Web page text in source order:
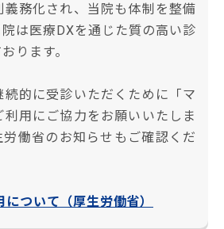
義務化され、当院も体制を整備
院は医療DXを通じた質の高い診
ります。
続的に受診いただくために「マ
用にご協力をお願いいたしま
労働省のお知らせもご確認くだ
ついて（厚生労働省）